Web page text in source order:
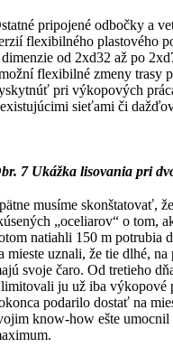
pripojené odbočky a
flexibilného plastového
od 2xd32 až po
flexibilné zmeny trasy
pri výkopových
sieťami či
7 Ukážka lisovania pri
musíme skonštatovať,
„oceliarov“ o tom,
natiahli 150 m potrubia
mieste uznali, že tie dlhé,
svoje čaro. Od tretieho
ju už iba výkopové
podarilo dostať na
know-how ešte